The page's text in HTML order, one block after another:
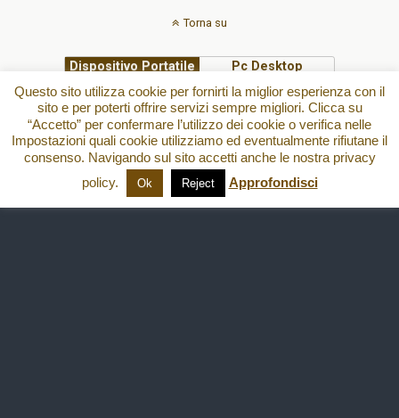
Torna su
Dispositivo Portatile Pc Desktop
All content Copyright
Questo sito utilizza cookie per fornirti la miglior esperienza con il
sito e per poterti offrire servizi sempre migliori. Clicca su
“Accetto” per confermare l’utilizzo dei cookie o verifica nelle
Impostazioni quali cookie utilizziamo ed eventualmente rifiutane il
consenso. Navigando sul sito accetti anche le nostra privacy
policy.
Ok Reject Approfondisci